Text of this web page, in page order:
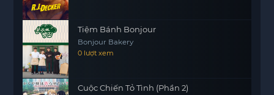
Tiệm Bánh Bonjour
Bonjour Bakery
0 lượt xem
Cuộc Chiến Tỏ Tình (Phần 2)